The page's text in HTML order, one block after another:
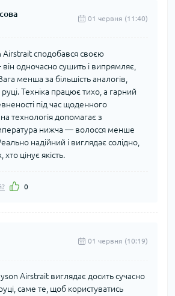
01 червня (11:40)
сподобався своєю
він одночасно сушить і випрямляє,
менша за більшість аналогів,
Техніка працює тихо, а гарний
під час щоденного
технологія допомагає з
нижча — волосся менше
надійний і виглядає солідно,
цінує якість.
0
01 червня (10:19)
Airstrait виглядає досить сучасно
саме те, щоб користуватись